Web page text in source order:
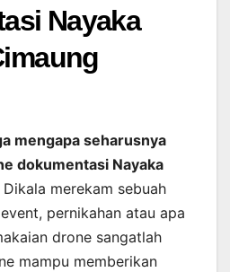
Nayaka
mengapa seharusnya
dokumentasi Nayaka
Dikala merekam sebuah
pernikahan atau apa
drone sangatlah
mampu memberikan